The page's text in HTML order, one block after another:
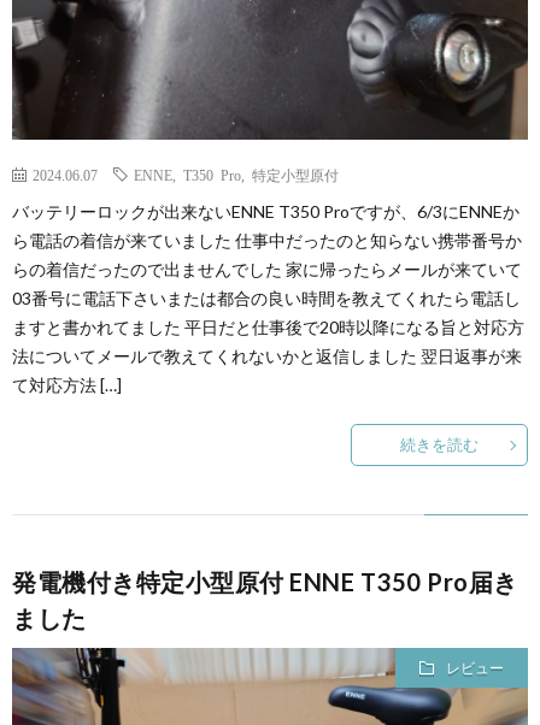
2024.06.07 ENNE T350 Pro 特定小型原付
バッテリーロックが出来ないENNE T350 Proですが、6/3にENNEか
ら電話の着信が来ていました 仕事中だったのと知らない携帯番号か
らの着信だったので出ませんでした 家に帰ったらメールが来ていて
03番号に電話下さいまたは都合の良い時間を教えてくれたら電話し
ますと書かれてました 平日だと仕事後で20時以降になる旨と対応方
法についてメールで教えてくれないかと返信しました 翌日返事が来
て対応方法 […]
続きを読む
発電機付き特定小型原付 ENNE T350 Pro届き
ました
レビュー